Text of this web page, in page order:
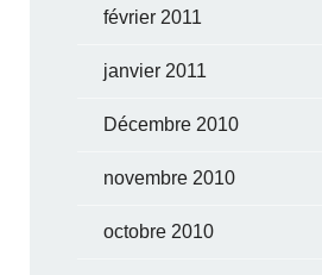
février 2011
janvier 2011
Décembre 2010
novembre 2010
octobre 2010